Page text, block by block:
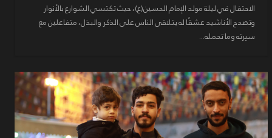
الاحتفال في ليلة مولد الإمام الحسين(ع)، حيث تكتسي الشوارع بالأنوار
وتصدح الأناشيد عشقًا له يتلاقى الناس على الذكر والبذل، متفاعلين مع
سيرته وما تحمله...